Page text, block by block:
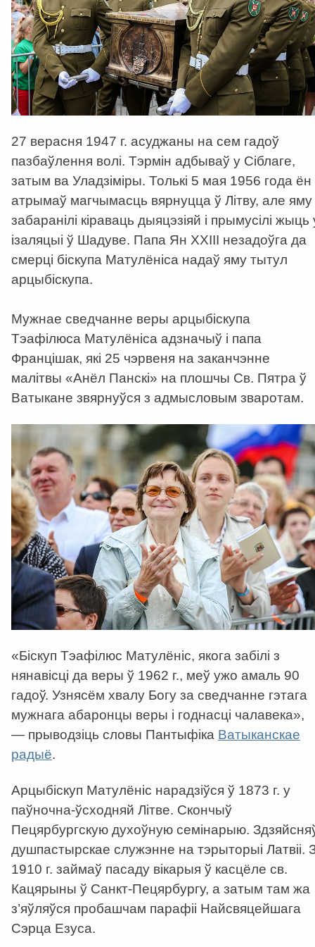
27 верасня 1947 г. асуджаны на сем гадоў
пазбаўлення волі. Тэрмін адбываў у Сіблаге,
затым ва Уладзіміры. Толькі 5 мая 1956 года ён
атрымаў магчымасць вярнуцца ў Літву, але яму
забаранілі кіраваць дыяцэзіяй і прымусілі жыць
ізаляцыі ў Шадуве. Папа Ян XXIII незадоўга да
смерці біскупа Матулёніса надаў яму тытул
арцыбіскупа.
Мужнае сведчанне веры арцыбіскупа
Тэафілюса Матулёніса адзначыў і папа
Францішак, які 25 чэрвеня на заканчэнне
малітвы «Анёл Панскі» на плошчы Св. Пятра ў
Ватыкане звярнуўся з адмысловым зваротам.
«Біскуп Тэафілюс Матулёніс, якога забілі з
нянавісці да веры ў 1962 г., меў ужо амаль 90
гадоў. Узнясём хвалу Богу за сведчанне гэтага
мужнага абаронцы веры і годнасці чалавека»,
— прыводзіць словы Пантыфіка Ватыканскае
радыё.
Арцыбіскуп Матулёніс нарадзіўся ў 1873 г. у
паўночна-ўсходняй Літве. Скончыў
Пецярбургскую духоўную семінарыю.
душпастырскае служэнне на тэрыторыі Латвіі.
1910 г. займаў пасаду вікарыя ў касцёле св.
Кацярыны ў Санкт-Пецярбургу, а затым там жа
з’яўляўся пробашчам парафіі Найсвяцейшага
Сэрца Езуса.